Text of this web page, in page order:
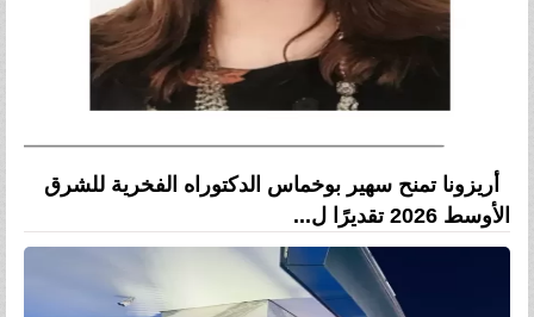
أريزونا تمنح سهير بوخماس الدكتوراه الفخرية للشرق
الأوسط 2026 تقديرًا ل...